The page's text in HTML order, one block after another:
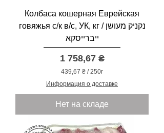
Колбаса кошерная Еврейская
говяжья с/к в/с, УК, кг / נקניק מעושן
ייברייסקא
Цена
1 758,67 ₴
439,67 ₴ /250г
3
9
,
Информация о доставке
Нет на складе